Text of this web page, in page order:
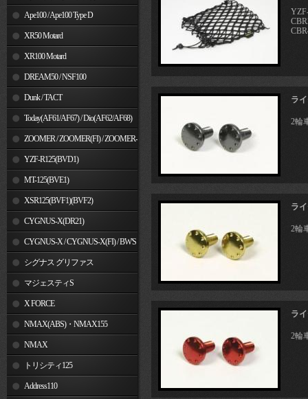
Ape100 / Ape100 Type D
XR50 Motard
XR100 Motard
DREAM50 / NSF100
Dunk / TACT
Today(AF61/AF67) / Dio(AF62/AF68)
ZOOMER / ZOOMER(FI) / ZOOMER-
YZF-R125(BVD1)
MT-125(BVE1)
XSR125(BVF1)(BVF2)
CYGNUS-X(DR21)
CYGNUS-X / CYGNUS-X(FI) / BW'S
125 シグナス グリファス
マジェスティS
X FORCE
NMAX(ABS)・NMAX155
NMAX
トリシティ125
Address110
ラ
2輪
ラ
2輪
ラ
2輪